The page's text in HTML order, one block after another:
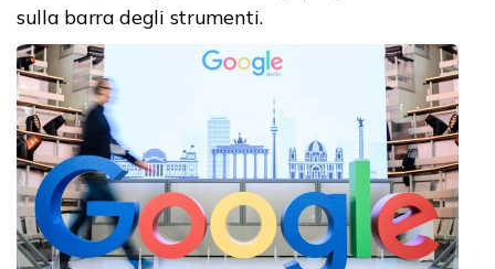
sulla barra degli strumenti.